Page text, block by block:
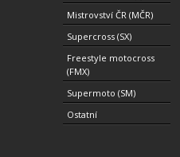
Mistrovství ČR (MČR)
Supercross (SX)
Freestyle motocross
(FMX)
Supermoto (SM)
Ostatní